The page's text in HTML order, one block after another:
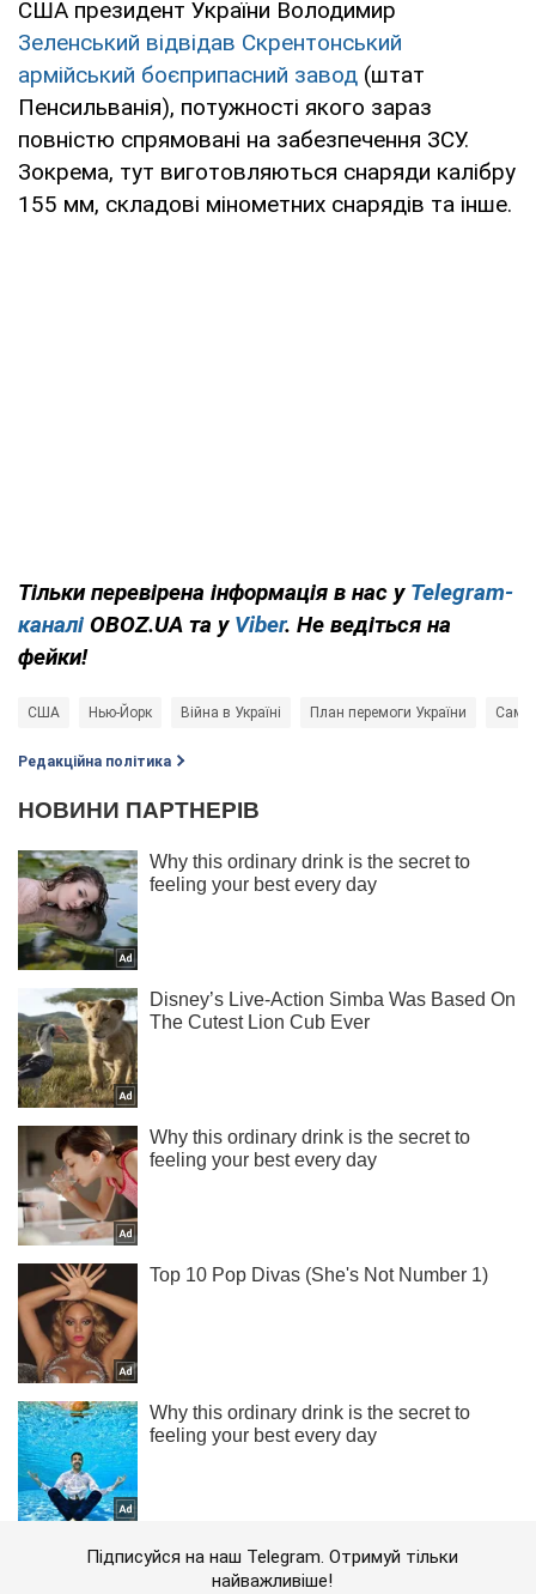
США президент України Володимир
Зеленський відвідав Скрентонський
армійський боєприпасний завод (штат
Пенсильванія), потужності якого зараз
повністю спрямовані на забезпечення ЗСУ.
Зокрема, тут виготовляються снаряди калібру
155 мм, складові мінометних снарядів та інше.
Тільки перевірена інформація в нас у Telegram-
каналі OBOZ.UA та у Viber. Не ведіться на
фейки!
США Нью-Йорк Війна в Україні План перемоги України
Редакційна політика
Підписуйся на наш Telegram. Отримуй тільки
найважливіше!